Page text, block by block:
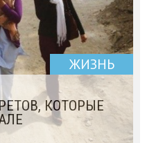
ЖИЗНЬ
КОТОРЫЕ